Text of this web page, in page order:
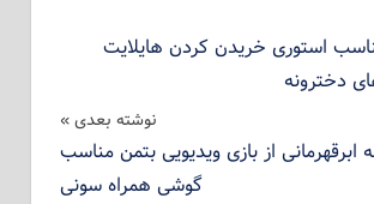
استوری خریدن کردن هایلایت
دخترونه
نوشته بعدی
ابرقهرمانی از بازی ویدیویی بتمن مناسب
گوشی همراه سونی